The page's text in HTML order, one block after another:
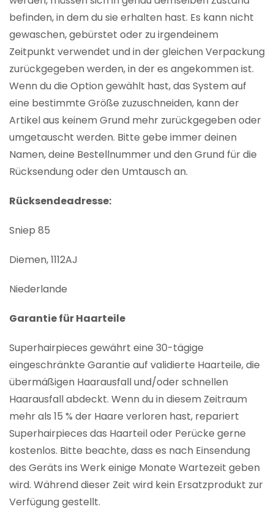
befinden, in dem du sie erhalten hast. Es kann nicht
gewaschen, gebürstet oder zu irgendeinem
Zeitpunkt verwendet und in der gleichen Verpackung
zurückgegeben werden, in der es angekommen ist.
Wenn du die Option gewählt hast, das System auf
eine bestimmte Größe zuzuschneiden, kann der
Artikel aus keinem Grund mehr zurückgegeben oder
umgetauscht werden. Bitte gebe immer deinen
Namen, deine Bestellnummer und den Grund für die
Rücksendung oder den Umtausch an.
Rücksendeadresse:
Sniep 85
Diemen, 1112AJ
Niederlande
Garantie für Haarteile
Superhairpieces gewährt eine 30-tägige
eingeschränkte Garantie auf validierte Haarteile, die
übermäßigen Haarausfall und/oder schnellen
Haarausfall abdeckt. Wenn du in diesem Zeitraum
mehr als 15 % der Haare verloren hast, repariert
Superhairpieces das Haarteil oder Perücke gerne
kostenlos. Bitte beachte, dass es nach Einsendung
des Geräts ins Werk einige Monate Wartezeit geben
wird. Während dieser Zeit wird kein Ersatzprodukt zur
Verfügung gestellt.